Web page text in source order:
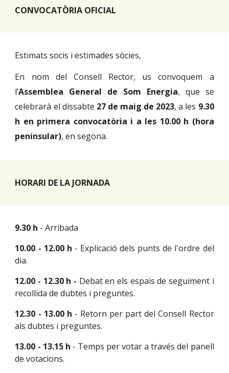
CONVOCATÒRIA OFICIAL
Estimats socis i estimades sòcies,
En nom del Consell Rector, us convoquem a
l’Assemblea General de Som Energia, que se
celebrarà el dissabte 27de maig de 2023, a les 9.30
h en primera convocatòria i a les 10.00 h (hora
peninsular), en segona.
HORARI DE LA JORNADA
9.30 h - Arribada
10.00 - 12.00 h - Explicació dels punts de l'ordre del
dia.
12.00 - 12.30 h - Debat en els espais de seguiment i
recollida de dubtes i preguntes.
12.30 - 13.00 h - Retorn per part del Consell Rector
als dubtes i preguntes.
13.00 - 13.15 h - Temps per votar a través del panell
de votacions.